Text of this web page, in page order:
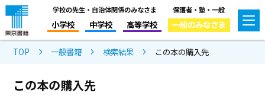
学校の先生・自治体関係のみなさま
小学校 中学校 高等学校
保護者・塾・一般
一般のみなさま
TOP 一般書籍 検索結果 この本の購入先
この本の購入先